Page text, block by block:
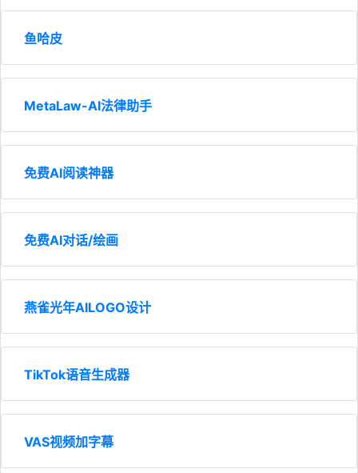
鱼哈皮
MetaLaw-AI法律助手
免费AI阅读神器
免费AI对话/绘画
燕雀光年AILOGO设计
TikTok语音生成器
VAS视频加字幕